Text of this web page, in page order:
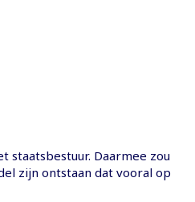
staatsbestuur. Daarmee zou
zijn ontstaan dat vooral op